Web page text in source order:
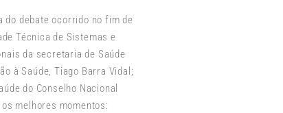
do debate ocorrido no fim de
Técnica de Sistemas e
da secretaria de Saúde
à Saúde, Tiago Barra Vidal;
do Conselho Nacional
melhores momentos: